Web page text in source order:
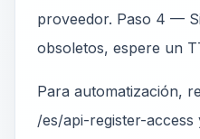
proveedor. Paso 4 —
obsoletos, espere un
Para automatización,
/es/api-register-access